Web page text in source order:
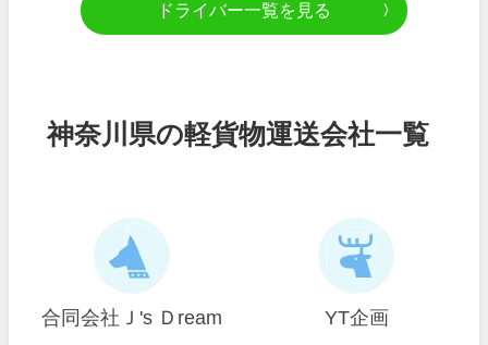
ドライバー一覧を見る
神奈川県の軽貨物運送会社一覧
合同会社Ｊ's Ｄream YT企画